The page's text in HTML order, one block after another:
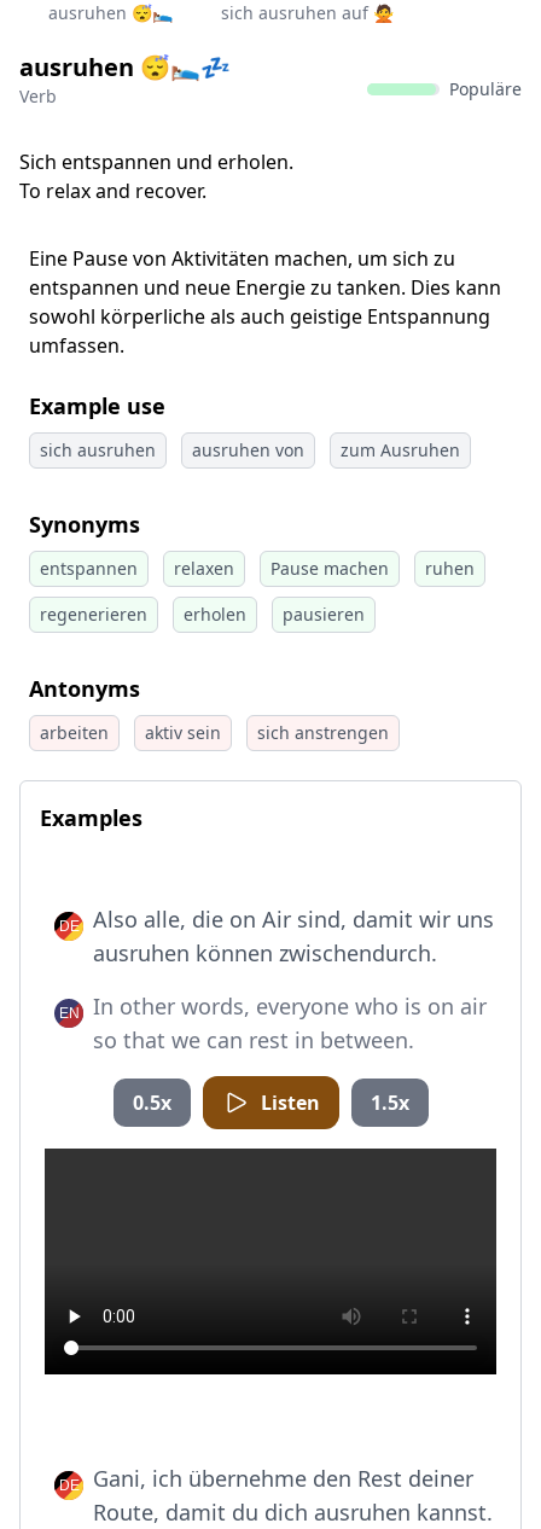
ausruhen 😴🛌 sich ausruhen auf 🙅‍
ausruhen 😴🛌💤
Verb Populäre
Sich entspannen und erholen.
To relax and recover.
Eine Pause von Aktivitäten machen, um sich zu
entspannen und neue Energie zu tanken. Dies kann
sowohl körperliche als auch geistige Entspannung
umfassen.
Example use
sich ausruhen ausruhen von zum Ausruhen
Synonyms
entspannen relaxen Pause machen
ruhen
regenerieren
erholen pausieren
Antonyms
arbeiten aktiv sein sich anstrengen
Examples
Also alle, die on Air sind, damit wir uns
ausruhen können zwischendurch.
In other words, everyone who is on air
so that we can rest in between.
0.5x Listen 1.5x
Gani, ich übernehme den Rest deiner
Route, damit du dich ausruhen kannst.